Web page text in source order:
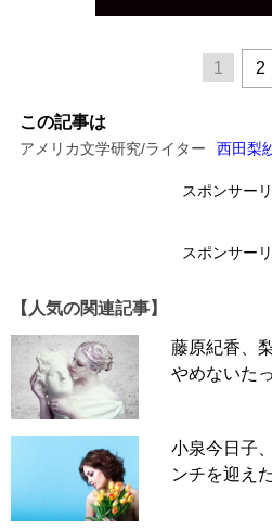
1 2
この記事は
アメリカ文学研究/ライター 西田梨
スポンサー
スポンサー
【人気の関連記事】
藤原紀香、
やめないた
小泉今日子
ンチを迎え